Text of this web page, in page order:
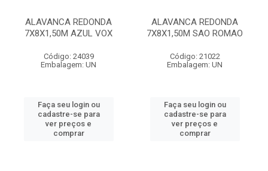
ALAVANCA REDONDA
7X8X1,50M AZUL VOX
Código: 24039
Embalagem: UN
Faça seu login ou
cadastre-se para
ver preços e
comprar
ALAVANCA REDONDA
7X8X1,50M SAO ROMAO
Código: 21022
Embalagem: UN
Faça seu login ou
cadastre-se para
ver preços e
comprar